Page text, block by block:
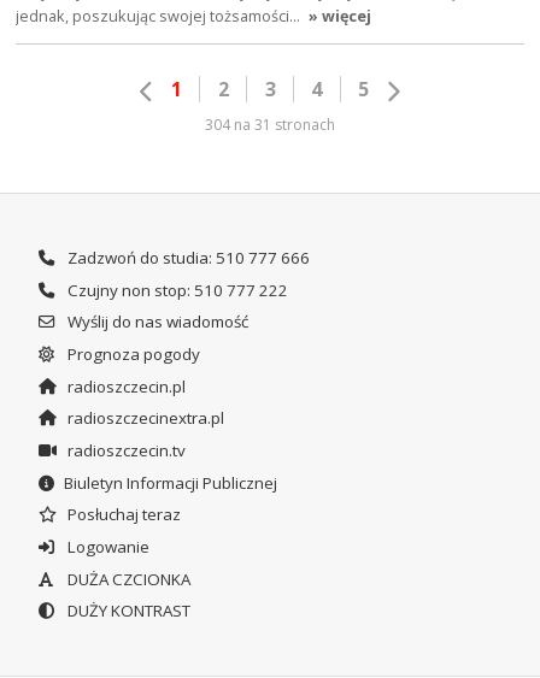
jednak, poszukując swojej tożsamości… » więcej
1 2 3 4 5
304 na 31 stronach
Zadzwoń do studia: 510 777 666
Czujny non stop: 510 777 222
Wyślij do nas wiadomość
Prognoza pogody
radioszczecin.pl
radioszczecinextra.pl
radioszczecin.tv
Biuletyn Informacji Publicznej
Posłuchaj teraz
Logowanie
DUŻA CZCIONKA
DUŻY KONTRAST